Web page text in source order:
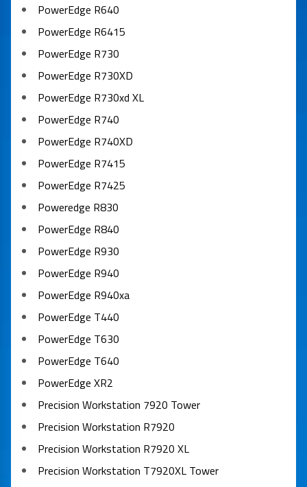
PowerEdge R640
PowerEdge R6415
PowerEdge R730
PowerEdge R730XD
PowerEdge R730xd XL
PowerEdge R740
PowerEdge R740XD
PowerEdge R7415
PowerEdge R7425
Poweredge R830
PowerEdge R840
PowerEdge R930
PowerEdge R940
PowerEdge R940xa
PowerEdge T440
PowerEdge T630
PowerEdge T640
PowerEdge XR2
Precision Workstation 7920 Tower
Precision Workstation R7920
Precision Workstation R7920 XL
Precision Workstation T7920XL Tower